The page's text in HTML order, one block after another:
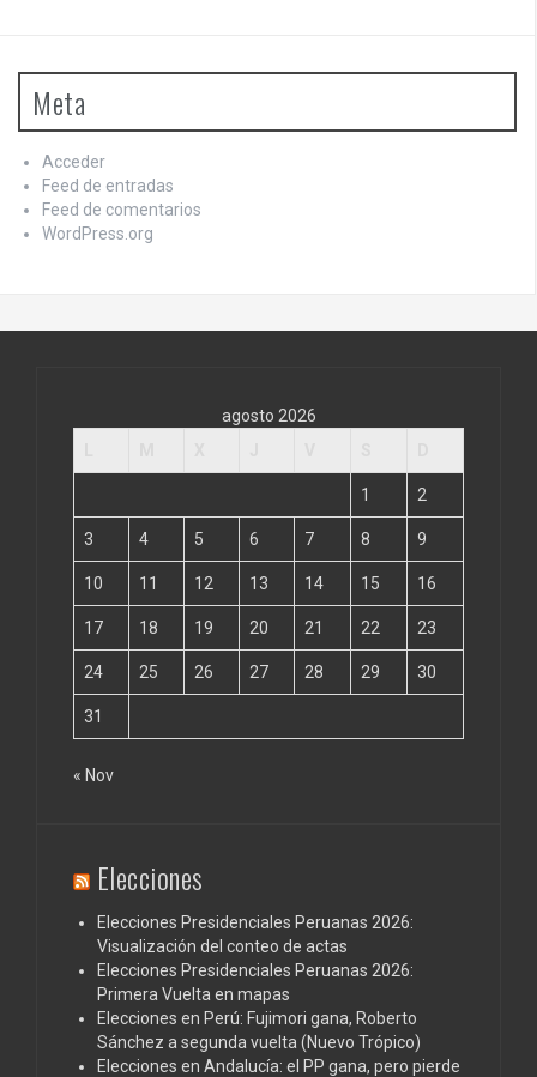
Meta
Acceder
Feed de entradas
Feed de comentarios
WordPress.org
agosto 2026
1 2
3 4 5 6 7 8 9
10 11 12 13 14 15 16
17 18 19 20 21 22 23
24 25 26 27 28 29 30
31
« Nov
Elecciones
Elecciones Presidenciales Peruanas 2026:
Visualización del conteo de actas
Elecciones Presidenciales Peruanas 2026:
Primera Vuelta en mapas
Elecciones en Perú: Fujimori gana, Roberto
Sánchez a segunda vuelta (Nuevo Trópico)
Elecciones en Andalucía: el PP gana, pero pierde